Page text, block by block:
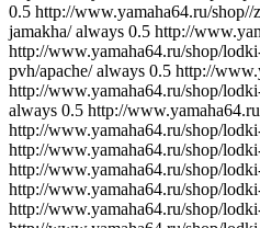
0.5 http://www.yamaha64.ru/shop//
jamakha/ always 0.5 http://
http://www.yamaha64.ru/shop/
pvh/apache/ always 0.5 http://
http://www.yamaha64.ru/shop/
always 0.5 http://
http://www.yamaha64.ru/shop/
http://www.yamaha64.ru/shop/
http://www.yamaha64.ru/shop/
http://www.yamaha64.ru/shop/
http://www.yamaha64.ru/shop/